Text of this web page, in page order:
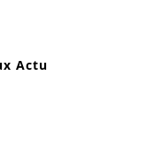
Actu